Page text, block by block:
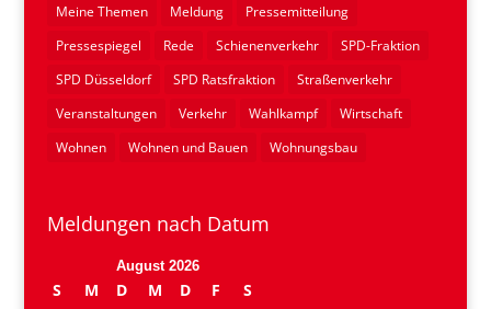
Meine Themen
Meldung
Pressemitteilung
Pressespiegel
Rede Schienenverkehr
SPD-Fraktion
SPD Düsseldorf
SPD Ratsfraktion
Straßenverkehr
Veranstaltungen
Verkehr Wahlkampf
Wirtschaft
Wohnen
Wohnen und Bauen Wohnungsbau
Meldungen nach Datum
August 2026
S M D M D F
S